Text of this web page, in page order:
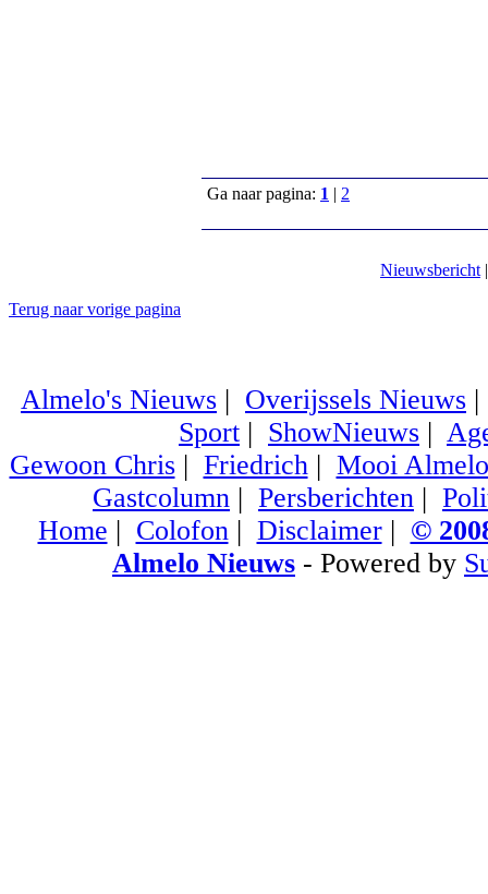
Ga naar pagina: 1 | 2
Nieuwsbericht
Terug naar vorige pagina
Almelo's Nieuws | Overijssels Nieuws
Sport | ShowNieuws |
Gewoon Chris| Friedrich| Mooi Almelo
Gastcolumn | Persberichten |
Home | Colofon| Disclaimer| ©
Almelo Nieuws - Powered by